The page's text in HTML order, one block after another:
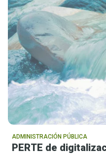
ADMINISTRACIÓN PÚBLICA
PERTE de